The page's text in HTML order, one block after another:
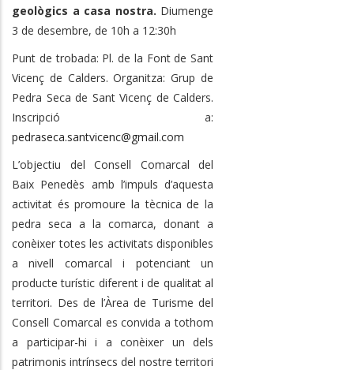
geològics a casa nostra. Diumenge
3 de desembre, de 10h a 12:30h
Punt de trobada: Pl. de la Font de Sant
Vicenç de Calders. Organitza: Grup de
Pedra Seca de Sant Vicenç de Calders.
Inscripció a:
pedraseca.santvicenc@gmail.com
L’objectiu del Consell Comarcal del
Baix Penedès amb l’impuls d’aquesta
activitat és promoure la tècnica de la
pedra seca a la comarca, donant a
conèixer totes les activitats disponibles
a nivell comarcal i potenciant un
producte turístic diferent i de qualitat al
territori. Des de l’Àrea de Turisme del
Consell Comarcal es convida a tothom
a participar-hi i a conèixer un dels
patrimonis intrínsecs del nostre territori